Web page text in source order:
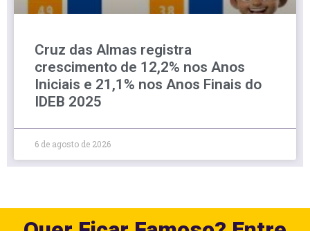
Cruz das Almas registra
crescimento de 12,2% nos Anos
Iniciais e 21,1% nos Anos Finais do
IDEB 2025
6 de agosto de 2026